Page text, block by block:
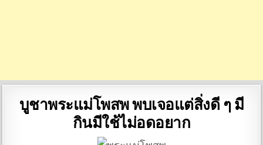
บูชาพระแม่โพสพ พบเจอแต่สิ่งดี ๆ มี
กินมีใช้ไม่อดอยาก